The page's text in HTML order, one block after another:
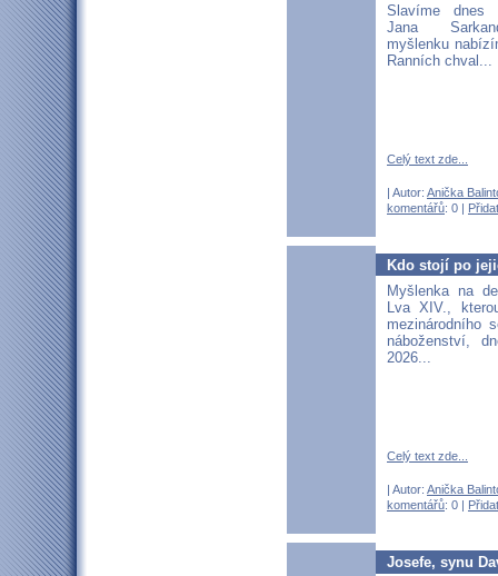
Slavíme dnes
Jana
myšlenku
Ranních chval...
Celý text zde...
| Autor: Anička
komentářů: 0 |
Kdo stojí po
Myšlenka na
Lva XIV.,
mezinárodního
náboženství,
2026...
Celý text zde...
| Autor: Anička
komentářů: 0 |
Josefe, synu